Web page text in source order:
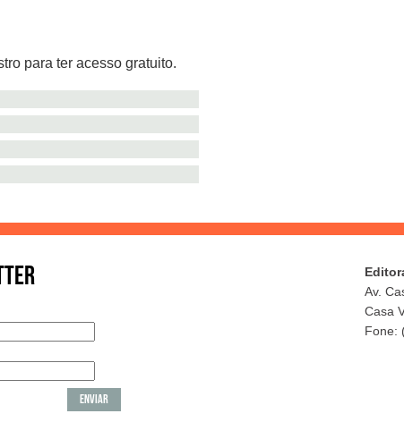
para ter acesso gratuito.
Av.
Casa
Fone: